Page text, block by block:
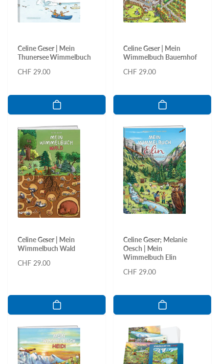
Celine Geser | Mein
Thunersee Wimmelbuch
Normaler
CHF 29.00
Celine Geser | Mein
Wimmelbuch Bauernhof
Normaler
CHF 29.00
Celine Geser | Mein
Wimmelbuch Wald
Normaler
CHF 29.00
Celine Geser; Melanie
Oesch | Mein
Wimmelbuch Elin
Normaler
CHF 29.00